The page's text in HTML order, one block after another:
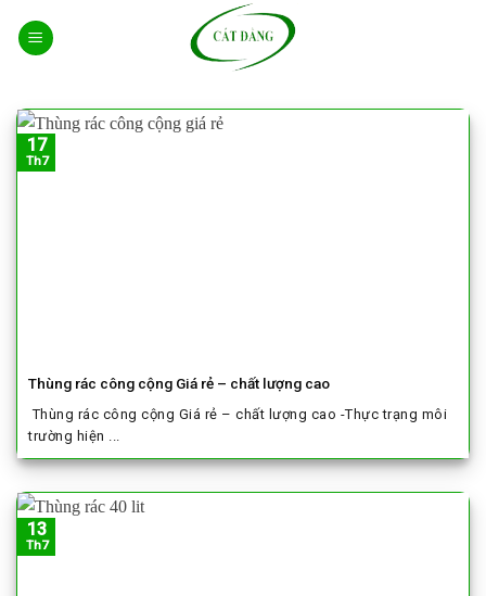
Thùng rác công cộng Giá rẻ – chất lượng cao
Thùng rác công cộng Giá rẻ – chất lượng cao -Thực trạng môi
trường hiện ...
17
Th7
13
Th7